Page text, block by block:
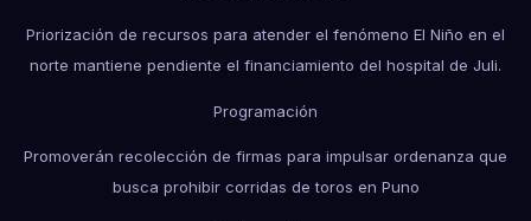
Priorización de recursos para atender el fenómeno El Niño en el
norte mantiene pendiente el financiamiento del hospital de Juli.
Programación
Promoverán recolección de firmas para impulsar ordenanza que
busca prohibir corridas de toros en Puno